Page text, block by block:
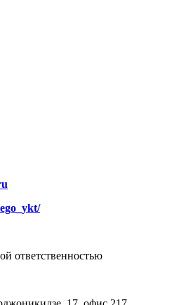
ответственностью